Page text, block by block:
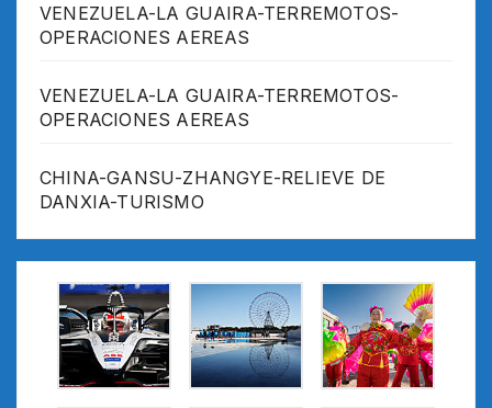
VENEZUELA-LA GUAIRA-TERREMOTOS-
OPERACIONES AEREAS
VENEZUELA-LA GUAIRA-TERREMOTOS-
OPERACIONES AEREAS
CHINA-GANSU-ZHANGYE-RELIEVE DE
DANXIA-TURISMO